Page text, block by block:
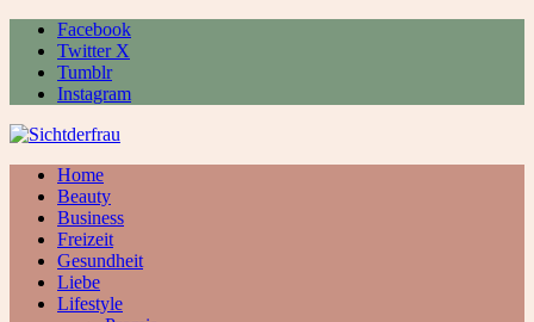
Facebook
Twitter X
Tumblr
Instagram
Home
Beauty
Business
Freizeit
Gesundheit
Liebe
Lifestyle